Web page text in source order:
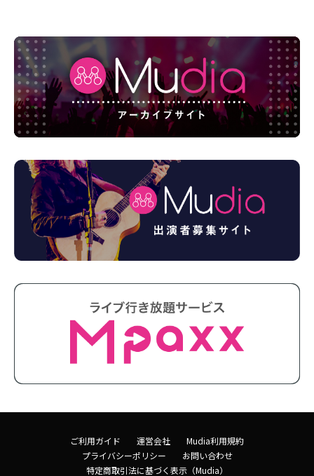
ご利用ガイド 運営会社
Mudia利用規約
プライバシーポリシー
お問い合わせ
特定商取引法に基づく表示（Mudia）